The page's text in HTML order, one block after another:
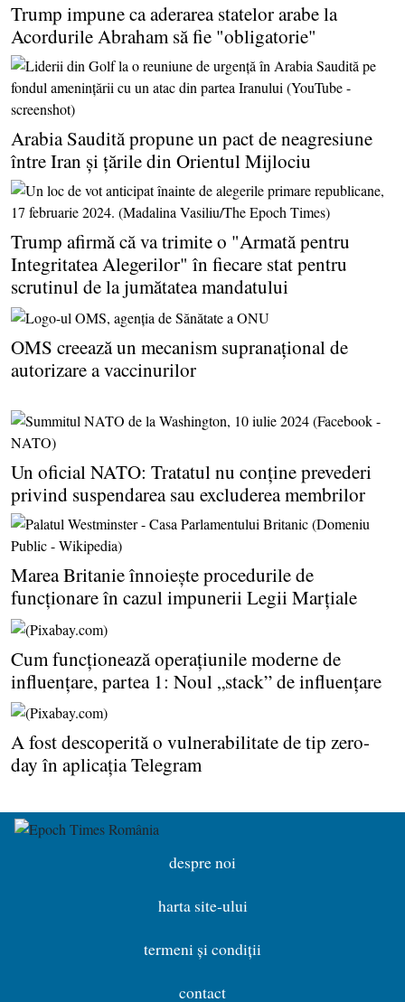
Trump impune ca aderarea statelor arabe la
Acordurile Abraham să fie "obligatorie"
Arabia Saudită propune un pact de neagresiune
între Iran şi ţările din Orientul Mijlociu
Trump afirmă că va trimite o "Armată pentru
Integritatea Alegerilor" în fiecare stat pentru
scrutinul de la jumătatea mandatului
OMS creează un mecanism supranaţional de
autorizare a vaccinurilor
Un oficial NATO: Tratatul nu conţine prevederi
privind suspendarea sau excluderea membrilor
Marea Britanie înnoieşte procedurile de
funcţionare în cazul impunerii Legii Marţiale
Cum funcţionează operaţiunile moderne de
influenţare, partea 1: Noul „stack” de influenţare
A fost descoperită o vulnerabilitate de tip zero-
day în aplicaţia Telegram
despre noi
harta site-ului
termeni și condiții
contact